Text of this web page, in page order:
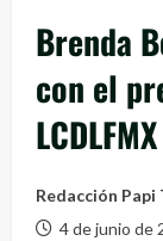
Brenda
con el
LCDLFMX
Redacción Papi
4 de junio de